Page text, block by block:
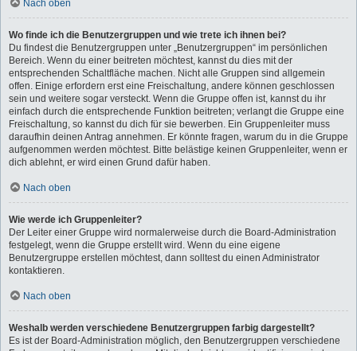
Nach oben
Wo finde ich die Benutzergruppen und wie trete ich ihnen bei?
Du findest die Benutzergruppen unter „Benutzergruppen“ im persönlichen
Bereich. Wenn du einer beitreten möchtest, kannst du dies mit der
entsprechenden Schaltfläche machen. Nicht alle Gruppen sind allgemein
offen. Einige erfordern erst eine Freischaltung, andere können geschlossen
sein und weitere sogar versteckt. Wenn die Gruppe offen ist, kannst du ihr
einfach durch die entsprechende Funktion beitreten; verlangt die Gruppe eine
Freischaltung, so kannst du dich für sie bewerben. Ein Gruppenleiter muss
daraufhin deinen Antrag annehmen. Er könnte fragen, warum du in die Gruppe
aufgenommen werden möchtest. Bitte belästige keinen Gruppenleiter, wenn er
dich ablehnt, er wird einen Grund dafür haben.
Nach oben
Wie werde ich Gruppenleiter?
Der Leiter einer Gruppe wird normalerweise durch die Board-Administration
festgelegt, wenn die Gruppe erstellt wird. Wenn du eine eigene
Benutzergruppe erstellen möchtest, dann solltest du einen Administrator
kontaktieren.
Nach oben
Weshalb werden verschiedene Benutzergruppen farbig dargestellt?
Es ist der Board-Administration möglich, den Benutzergruppen verschiedene